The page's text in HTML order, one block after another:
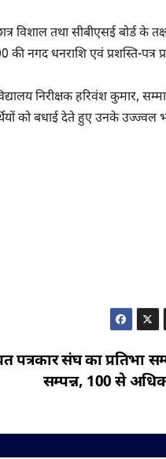
विशाल तथा सीबीएसई बोर्ड के
नगद धनराशि एवं प्रशस्ति-पत्र
निरीक्षक हरिवंश कुमार,
को बधाई देते हुए उनके उज्ज्वल
पत्रकार संघ का प्रतिभा
सम्पन्न, 100 से